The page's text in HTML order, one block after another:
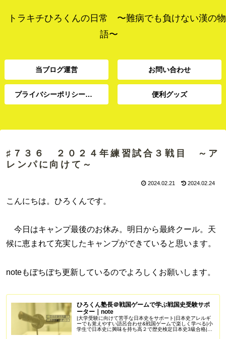
トラキチひろくんの日常 〜難病でも負けない漢の物
語〜
当ブログ運営 お問い合わせ
プライバシーポリシー、免責事項 便利グッズ
♯７３６ ２０２４年練習試合３戦目 ～ア
レンパに向けて～
2024.02.21 2024.02.24
こんにちは。ひろくんです。
今日はキャンプ最後のお休み。明日から最終クール。天
候に恵まれて充実したキャンプができていると思います。
noteもぼちぼち更新しているのでよろしくお願いします。
ひろくん塾長＠戦国ゲームで学ぶ戦国史受験サポ
ーター｜note
|大学受験に向けて苦手な日本史をサポート|日本史アレルギ
ーでも覚えやすい語呂合わせ&戦国ゲームで楽しく学べる|小
学生で日本史に興味を持ち高２で歴史検定日本史3級合格|苦